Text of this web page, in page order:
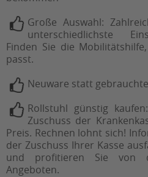
Große Auswahl:
unterschiedlichste
Finden Sie die
passt.
Neuware statt
Rollstuhl günstig
Zuschuss der
Preis. Rechnen lohnt sich!
der Zuschuss Ihrer Kasse
und profitieren Sie von
Angeboten.